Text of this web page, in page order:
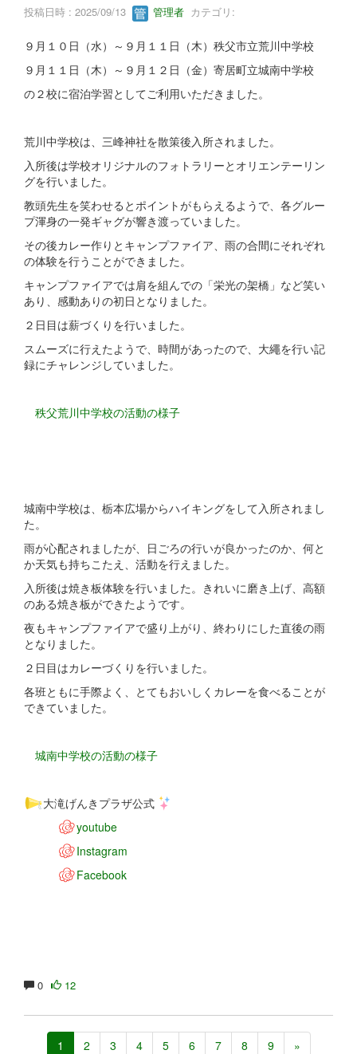
投稿日時 : 2025/09/13 管理者 カテゴリ:
９月１０日（水）～９月１１日（木）秩父市立荒川中学校
９月１１日（木）～９月１２日（金）寄居町立城南中学校
の２校に宿泊学習としてご利用いただきました。
荒川中学校は、三峰神社を散策後入所されました。
入所後は学校オリジナルのフォトラリーとオリエンテーリン
グを行いました。
教頭先生を笑わせるとポイントがもらえるようで、各グルー
プ渾身の一発ギャグが響き渡っていました。
その後カレー作りとキャンプファイア、雨の合間にそれぞれ
の体験を行うことができました。
キャンプファイアでは肩を組んでの「栄光の架橋」など笑い
あり、感動ありの初日となりました。
２日目は薪づくりを行いました。
スムーズに行えたようで、時間があったので、大繩を行い記
録にチャレンジしていました。
秩父荒川中学校の活動の様子
城南中学校は、栃本広場からハイキングをして入所されまし
た。
雨が心配されましたが、日ごろの行いが良かったのか、何と
か天気も持ちこたえ、活動を行えました。
入所後は焼き板体験を行いました。きれいに磨き上げ、高額
のある焼き板ができたようです。
夜もキャンプファイアで盛り上がり、終わりにした直後の雨
となりました。
２日目はカレーづくりを行いました。
各班ともに手際よく、とてもおいしくカレーを食べることが
できていました。
城南中学校の活動の様子
大滝げんきプラザ公式
youtube
Instagram
Facebook
0 12
1 2 3 4 5 6 7 8 9 »